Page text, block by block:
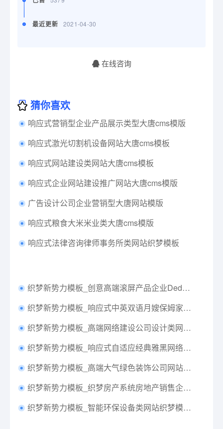
最近更新 2021-04-30
在线咨询
猜你喜欢
响应式营销型企业产品展示类型大唐cms模版
响应式激光切割机设备网站大唐cms模板
响应式网站建设类网站大唐cms模板
响应式企业网站建设推广网站大唐cms模版
广告设计公司企业营销型大唐网站模版
响应式粮食大米米业类大唐cms模版
响应式法律咨询律师事务所类网站织梦模板
织梦新势力模板_创意高端滚屏产品企业DedeCMS整站模板(带手机端)
织梦新势力模板_响应式中英双语月嫂保姆家政服务网站织梦模板(自适应)
织梦新势力模板_高端网络建设公司设计类网站织梦模板(带手机端)
织梦新势力模板_响应式自适应经典雅黑网络云服务企业类网站
织梦新势力模板_高端大气绿色装饰公司网站织梦模板(带手机端)
织梦新势力模板_织梦房产系统房地产销售企业网站源码(带手机移动端)
织梦新势力模板_智能环保设备类网站织梦模板(带手机端)加固